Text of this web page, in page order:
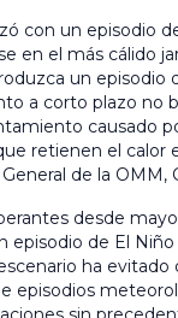
con un episodio
en el más cálido
un episodio
a corto plazo no
causado
retienen el calor
de la OMM,
desde
episodio de El Niño
ha evitado
episodios